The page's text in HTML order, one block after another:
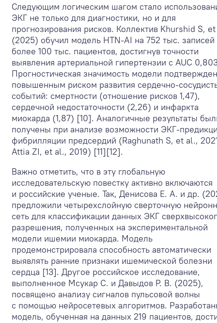
Следующим логическим шагом стало
ЭКГ не только для диагностики, но и для
прогнозирования рисков. Коллектив Khurshid S,
(2025) обучил модель HTN-AI на 752 тыс. записей
более 100 тыс. пациентов, достигнув точности
выявления артериальной гипертензии с AUC
Прогностическая значимость модели
повышенным риском развития сердечно-
событий: смертности (отношение рисков 1,47),
сердечной недостаточности (2,26) и инфаркта
миокарда (1,87) [10]. Аналогичные результаты
получены при анализе возможности ЭКГ-
фибрилляции предсердий (Raghunath S, et al.,
Attia ZI, et al., 2019) [11][12].
Важно отметить, что в эту глобальную
исследовательскую повестку активно включаются
и российские ученые. Так, Денисова Е. А. и др.
предложили четырехслойную сверточную
сеть для классификации данных ЭКГ
разрешения, полученных на экспериментальной
модели ишемии миокарда. Модель
продемонстрировала способность автоматически
выявлять ранние признаки ишемической болезни
сердца [13]. Другое российское исследование,
выполненное Мсукар С. и Давыдов Р. В. (2025),
посвящено анализу сигналов пульсовой волны
с помощью нейросетевых алгоритмов.
модель, обученная на данных 219 пациентов,